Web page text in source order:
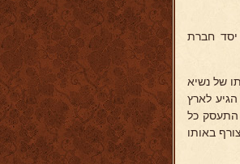
ליסד חברות סניפים לה"כרמל" ברוסיד. ובפולין, בשנת 1900 נסע לארצות הברית וש6 יסד חברת
היהודים, ובשנת 1917 יצא בשליחותו של נשיא
ארה"ב - וילסון, ביחד עם הפרופ' פרנקפורטר והגרי מורגנטוי לספרד בעניני ארץ ישראל. בשנת 1918 הגיע לארץ
עם הגדוד העברי מאמריקה ושהה בארץ עד 1920 (בארץ התעסק כל
באותו